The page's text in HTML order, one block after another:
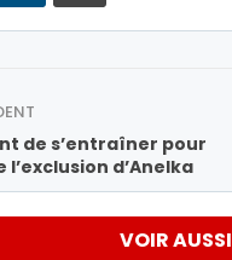
de s’entraîner pour
d’Anelka
VOIR AUSSI